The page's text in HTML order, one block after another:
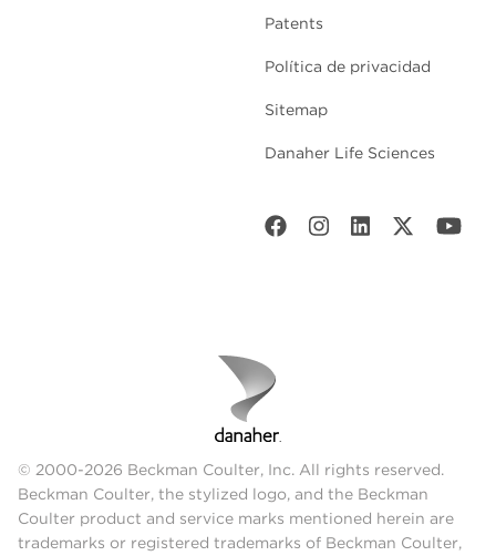
Patents
Política de privacidad
Sitemap
Danaher Life Sciences
© 2000-2026 Beckman Coulter, Inc. All rights reserved.
Beckman Coulter, the stylized logo, and the Beckman
Coulter product and service marks mentioned herein are
trademarks or registered trademarks of Beckman Coulter,